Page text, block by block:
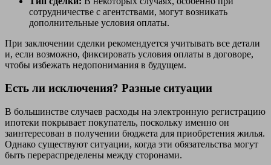
сотрудничестве с агентствами, могут возникать
дополнительные условия оплаты.
При заключении сделки рекомендуется учитывать все детали
и, если возможно, фиксировать условия оплаты в договоре,
чтобы избежать недопонимания в будущем.
Есть ли исключения? Разные ситуации
В большинстве случаев расходы на электронную регистрацию
ипотеки покрывает покупатель, поскольку именно он
заинтересован в получении бюджета для приобретения жилья.
Однако существуют ситуации, когда эти обязательства могут
быть перераспределены между сторонами.